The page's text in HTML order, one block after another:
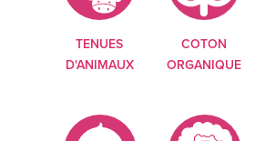
TENUES
D'ANIMAUX
COTON
ORGANIQUE